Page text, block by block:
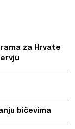
za Hrvate
bičevima